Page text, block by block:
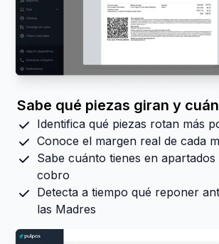
Sabe qué piezas giran y
Identifica qué piezas rotan más
Conoce el margen real de cada
Sabe cuánto tienes en apartados
cobro
Detecta a tiempo qué reponer
las Madres